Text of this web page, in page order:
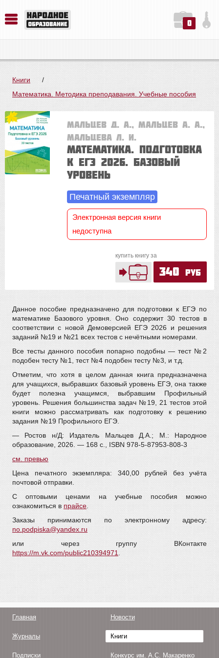
0
Книги
/
Математика. Методика преподавания. Учебные пособия
Мальцев Д. А., Мальцев А. А.,
Мальцева Л. И.
Математика. Подготовка
к ЕГЭ 2026. Базовый
уровень
Печатный экземпляр
Электронная версия книги
недоступна
купить книгу за
340 руб
Данное пособие предназначено для подготовки к ЕГЭ по
математике Базового уровня. Оно содержит 30 тестов в
соответствии с новой Демоверсией ЕГЭ 2026 и решения
заданий №19 и №21 всех тестов с нечётными номерами.
Все тесты данного пособия попарно подобны — тест № 2
подобен тесту № 1, тест № 4 подобен тесту № 3, и т.д.
Отметим, что хотя в целом данная книга предназначена
для учащихся, выбравших базовый уровень ЕГЭ, она также
будет полезна учащимся, выбравшим Профильный
уровень. Решения большинства задач № 19, 21 тестов этой
книги можно рассматривать как подготовку к решению
задания № 19 Профильного ЕГЭ.
— Ростов н/Д: Издатель Мальцев Д.А.; М.: Народное
образование, 2026. — 168 c., ISBN 978-5-87953-808-3
см. превью
Цена печатного экземпляра: 340,00 рублей без учёта
почтовой отправки.
С оптовыми ценами на учебные пособия можно
ознакомиться в прайсе
Заказы принимаются по электронному адресу:
no.podpiska@yandex.ru
или через группу ВКонтакте
https://m.vk.com/public210394971
Главная Новости
Журналы Книги
Подписки Конкурс им. А.С. Макаренко